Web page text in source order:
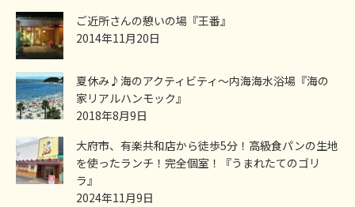
ご近所さんの憩いの場『王番』
2014年11月20日
夏休み♪海のアクティビティ～内海海水浴場『海の
家リアルハンモック』
2018年8月9日
大府市、有楽共和店から徒歩5分！高級食パンの生地
を使ったランチ！完全個室！『うまれたてのゴリ
ラ』
2024年11月9日